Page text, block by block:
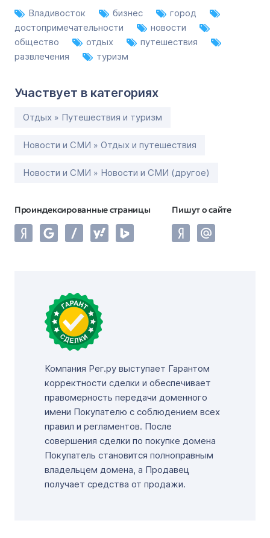
Владивосток бизнес
город
достопримечательности
новости
общество
отдых
путешествия
развлечения
туризм
Участвует в категориях
Отдых » Путешествия и туризм
Новости и СМИ » Отдых и путешествия
Новости и СМИ » Новости и СМИ (другое)
Проиндексированные страницы Пишут о сайте
Компания Рег.ру выступает Гарантом
корректности сделки и обеспечивает
правомерность передачи доменного
имени Покупателю с соблюдением всех
правил и регламентов. После
совершения сделки по покупке домена
Покупатель становится полноправным
владельцем домена, а Продавец
получает средства от продажи.